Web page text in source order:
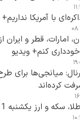
با آمریکا
امارات، قطر و ایران
کنم+ ویدیو
میانجی‌ها برای
کرده‌اند
و ارز یکشنبه 11 مرداد+ جدول